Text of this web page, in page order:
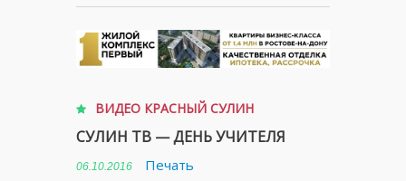
ВИДЕО КРАСНЫЙ СУЛИН
СУЛИН ТВ — ДЕНЬ УЧИТЕЛЯ
06.10.2016
Печать